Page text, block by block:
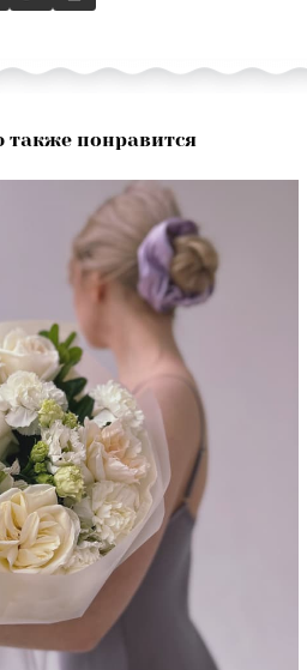
также понравится